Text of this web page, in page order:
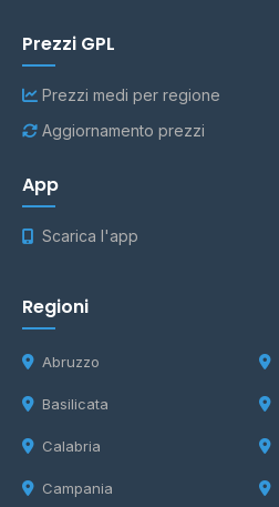
Prezzi GPL
Prezzi medi per regione
Aggiornamento prezzi
App
Scarica l'app
Regioni
Abruzzo
Basilicata
Calabria
Campania